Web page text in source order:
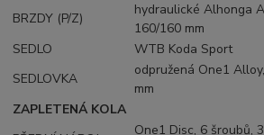
BRZDY (P/Z)
hydraulické Alhonga
160/160 mm
SEDLO
WTB Koda Sport
SEDLOVKA
odpružená One1
mm
ZAPLETENÁ KOLA
One1 Disc, 6 šroubů,